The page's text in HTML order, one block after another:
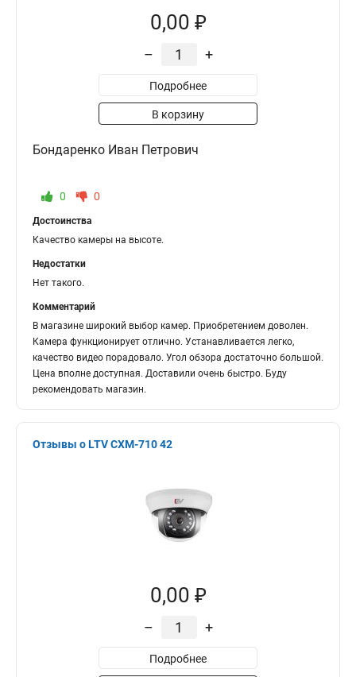
0,00 ₽
– +
Подробнее
В корзину
Бондаренко Иван Петрович
0 0
Достоинства
Качество камеры на высоте.
Недостатки
Нет такого.
Комментарий
В магазине широкий выбор камер. Приобретением доволен.
Камера функционирует отлично. Устанавливается легко,
качество видео порадовало. Угол обзора достаточно большой.
Цена вполне доступная. Доставили очень быстро. Буду
рекомендовать магазин.
Отзывы о LTV CXM-710 42
0,00 ₽
– +
Подробнее